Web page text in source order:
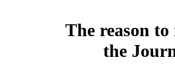
The reason
the